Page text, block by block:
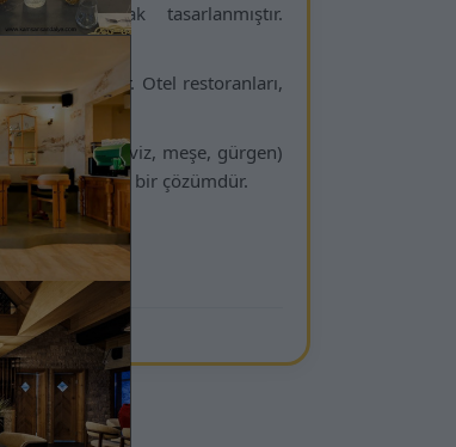
özel olarak tasarlanmıştır.
konfor sağlar. Otel restoranları,
tonları (ceviz, meşe, gürgen)
için eksiksiz bir çözümdür.